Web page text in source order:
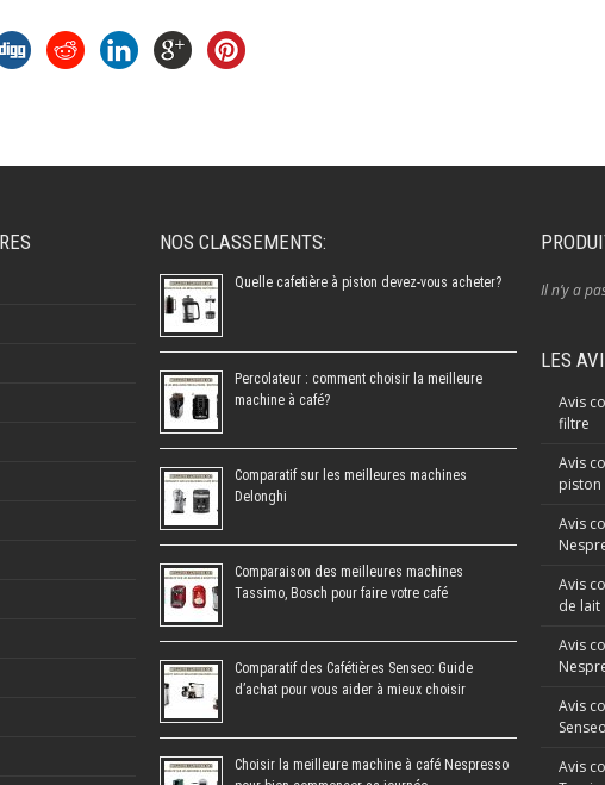
NOS CLASSEMENTS:
Quelle cafetière à piston devez-vous acheter?
Percolateur : comment choisir la meilleure
machine à café?
Comparatif sur les meilleures machines
Delonghi
Comparaison des meilleures machines
Tassimo, Bosch pour faire votre café
Comparatif des Cafétières Senseo: Guide
d’achat pour vous aider à mieux choisir
Choisir la meilleure machine à café Nespresso
Il n’y a
LES
Avis
filtre
Avis
piston
Avis
Avis
de lait
Avis
Avis
Senseo
Avis